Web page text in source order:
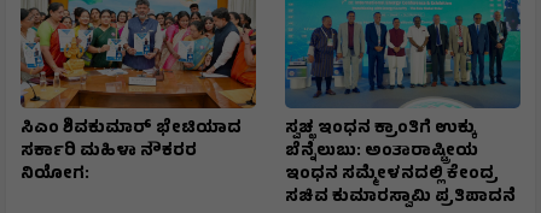
ಸಿಎಂ ಶಿವಕುಮಾರ್‌ ಭೇಟಿಯಾದ
ಸರ್ಕಾರಿ ಮಹಿಳಾ ನೌಕರರ
ನಿಯೋಗ:
ಸ್ವಚ್ಛ ಇಂಧನ ಕ್ರಾಂತಿಗೆ ಉಕ್ಕು
ಬೆನ್ನೆಲುಬು: ಅಂತಾರಾಷ್ಟ್ರೀಯ
ಇಂಧನ ಸಮ್ಮೇಳನದಲ್ಲಿ ಕೇಂದ್ರ
ಸಚಿವ ಕುಮಾರಸ್ವಾಮಿ ಪ್ರತಿಪಾದನೆ